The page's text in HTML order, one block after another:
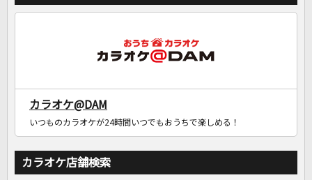
カラオケ@DAM
いつものカラオケが24時間いつでもおうちで楽しめる！
カラオケ店舗検索